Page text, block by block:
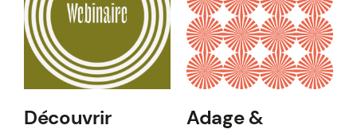
Découvrir
Adage &